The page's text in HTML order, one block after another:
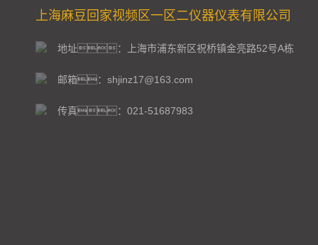
上海麻豆回家视频区一区二仪器仪表有限公司
地址：上海市浦东新区祝桥镇金亮路52号A栋
邮箱：shjinz17@163.com
传真：021-51687983